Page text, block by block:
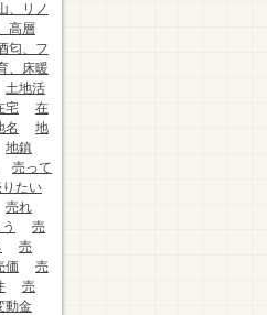
、リノ
高層
匂、フ
、床暖
土地活
宅
在
名
地
地鎮
売って
たい
売れ
売
売
価
売
売
動金